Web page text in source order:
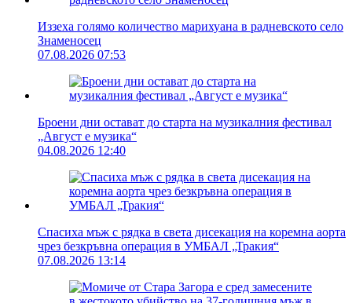
Иззеха голямо количество марихуана в радневското село
Знаменосец
07.08.2026 07:53
Броени дни остават до старта на музикалния фестивал
„Август е музика“
04.08.2026 12:40
Спасиха мъж с рядка в света дисекация на коремна аорта
чрез безкръвна операция в УМБАЛ „Тракия“
07.08.2026 13:14